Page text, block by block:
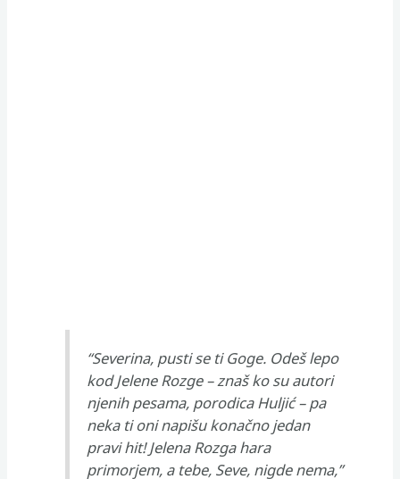
“Severina, pusti se ti Goge. Odeš lepo
kod Jelene Rozge – znaš ko su autori
njenih pesama, porodica Huljić – pa
neka ti oni napišu konačno jedan
pravi hit! Jelena Rozga hara
primorjem, a tebe, Seve, nigde nema,”